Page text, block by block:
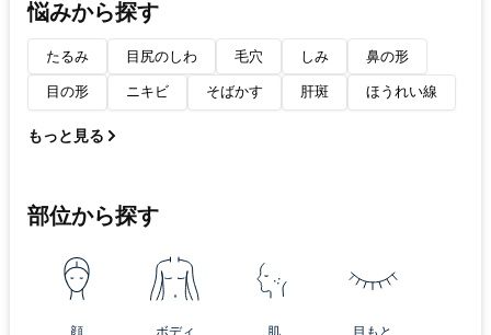
悩みから探す
たるみ 目尻のしわ 毛穴 しみ 鼻の形
目の形 ニキビ そばかす 肝斑 ほうれい線
もっと見る
部位から探す
顔 ボディ 肌 目もと